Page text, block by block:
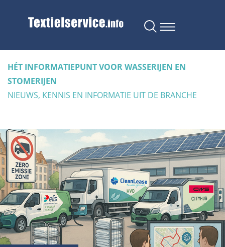
HÉT INFORMATIEPUNT VOOR WASSERIJEN EN
STOMERIJEN
NIEUWS, KENNIS EN INFORMATIE UIT DE BRANCHE